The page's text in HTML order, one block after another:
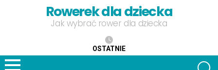
Rowerek dla dziecka
Jak wybrać rower dla dziecka
OSTATNIE